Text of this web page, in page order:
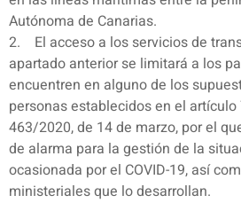
Autónoma de Canarias.
2. El acceso a los servicios de
apartado anterior se limitará a los
encuentren en alguno de los
personas establecidos en el
463/2020, de 14 de marzo, por el
de alarma para la gestión de la
ocasionada por el COVID-19, así
ministeriales que lo desarrollan.